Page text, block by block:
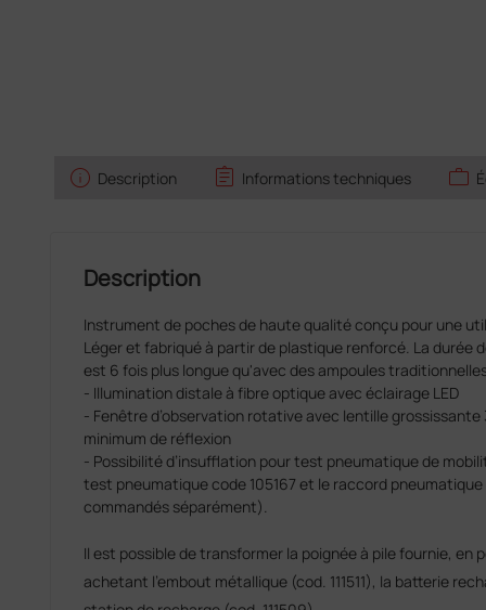
info Description assignment Informations techniques work
Description
Instrument de poches de haute qualité conçu pour une
Léger et fabriqué à partir de plastique renforcé. La durée
est 6 fois plus longue qu'avec des ampoules
- Illumination distale à fibre optique avec éclairage LED
- Fenêtre d’observation rotative avec lentille
minimum de réflexion
- Possibilité d’insufflation pour test pneumatique de
test pneumatique code 105167 et le raccord
commandés séparément).
Il est possible de transformer la poignée à pile fournie, en
achetant l'embout métallique (cod. 111511), la batterie